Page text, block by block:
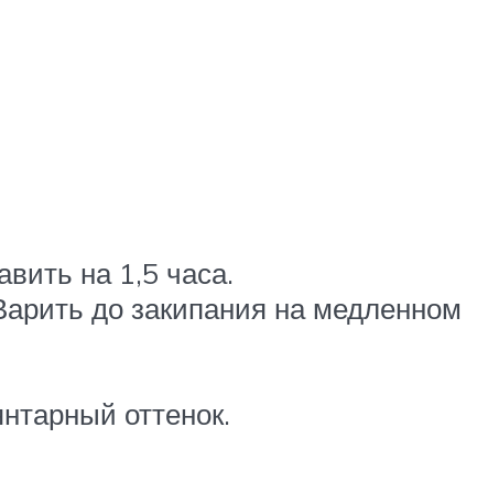
на 1,5 часа.
до закипания на медленном
оттенок.